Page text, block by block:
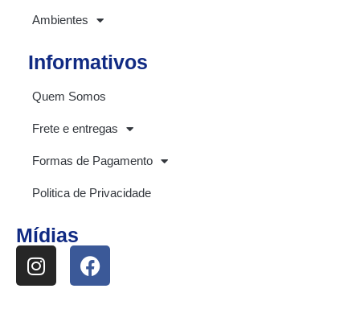
Ambientes
Informativos
Quem Somos
Frete e entregas
Formas de Pagamento
Politica de Privacidade
Mídias